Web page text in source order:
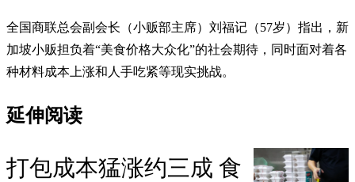
全国商联总会副会长（小贩部主席）刘福记（57岁）指出，新
加坡小贩担负着“美食价格大众化”的社会期待，同时面对着各
种材料成本上涨和人手吃紧等现实挑战。
延伸阅读
打包成本猛涨约三成 食